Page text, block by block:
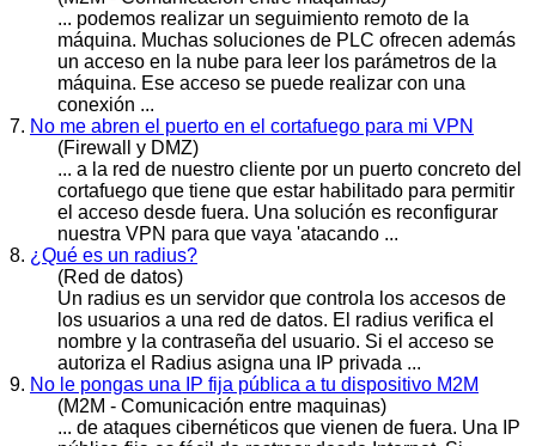
... podemos realizar un seguimiento remoto de la
máquina. Muchas soluciones de PLC ofrecen además
un acceso en la nube para leer los parámetros de la
máquina. Ese acceso se puede realizar con una
conexión ...
7. No me abren el puerto en el cortafuego para mi VPN
(Firewall y DMZ)
... a la red de nuestro cliente por un puerto concreto del
cortafuego que tiene que estar habilitado para permitir
el acceso desde fuera. Una solución es reconfigurar
nuestra VPN para que vaya 'atacando ...
8. ¿Qué es un radius?
(Red de datos)
Un radius es un servidor que controla los accesos de
los usuarios a una red de datos. El radius verifica el
nombre y la contraseña del usuario. Si el acceso se
autoriza el Radius asigna una IP privada ...
9. No le pongas una IP fija pública a tu dispositivo M2M
(M2M - Comunicación entre maquinas)
... de ataques cibernéticos que vienen de fuera. Una IP